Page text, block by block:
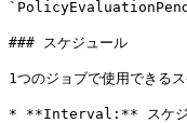
### スケジュール
1つのジョブで使用できる
* **Interval:** スケジュ